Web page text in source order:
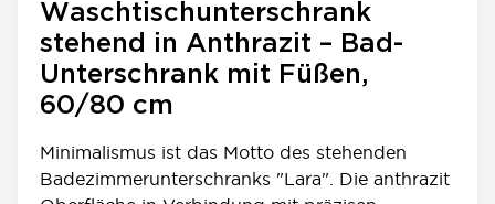
Waschtischunterschrank
stehend in Anthrazit – Bad-
Unterschrank mit Füßen,
60/80 cm
Minimalismus ist das Motto des stehenden
Badezimmerunterschranks "Lara". Die anthrazit